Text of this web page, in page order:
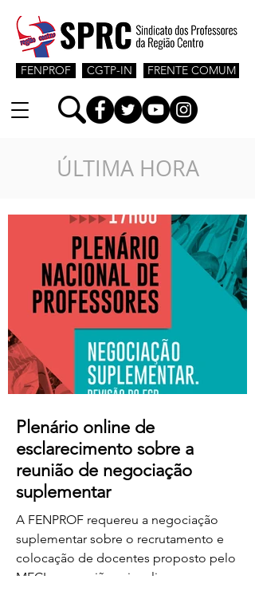
CGTP-IN
FENPROF FRENTE COMUM
ÚLTIMA HORA
Plenário online de
esclarecimento sobre a
reunião de negociação
suplementar
A FENPROF requereu a negociação
suplementar sobre o recrutamento e
colocação de docentes proposto pelo
MECI e a reunião vai realizar-se na